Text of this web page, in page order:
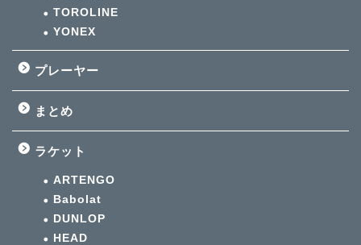
TOROLINE
YONEX
プレーヤー
まとめ
ラケット
ARTENGO
Babolat
DUNLOP
HEAD